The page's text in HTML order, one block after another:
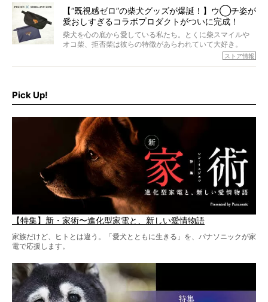
【“既視感ゼロ”の柴犬グッズが爆誕！】ウ◯チ姿が
愛おしすぎるコラボプロダクトがついに完成！
柴犬を心の底から愛している私たち。とくに柴スマイルや
オコ柴、拒否柴は彼らの特徴があらわれていて大好き。
でもちょっと待て…もうひとつ、忘れてはならない愛おしい
ストア情報
Pick Up!
【特集】新・家術〜進化型家電と、新しい愛情物語
家族だけど、ヒトとは違う。「愛犬とともに生きる」を、パナソニックが家
電で応援します。